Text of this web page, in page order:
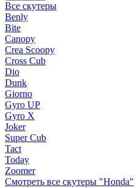
Все скутеры
Benly
Bite
Canopy
Crea Scoopy
Cross Cub
Dio
Dunk
Giorno
Gyro UP
Gyro X
Joker
Super Cub
Tact
Today
Zoomer
Смотреть все скутеры "Honda"